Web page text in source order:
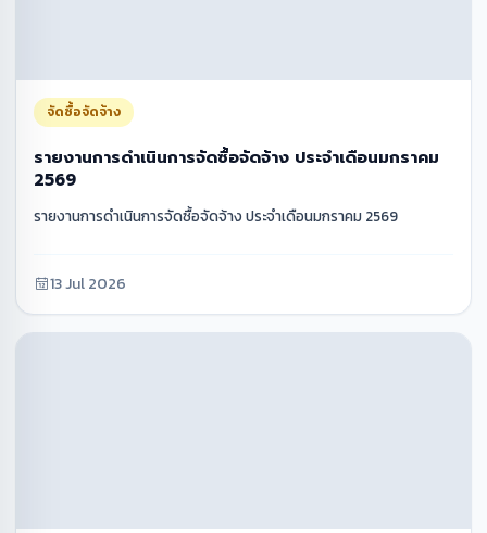
จัดซื้อจัดจ้าง
รายงานการดำเนินการจัดซื้อจัดจ้าง ประจำเดือนมกราคม
2569
รายงานการดำเนินการจัดซื้อจัดจ้าง ประจำเดือนมกราคม 2569
13 Jul 2026